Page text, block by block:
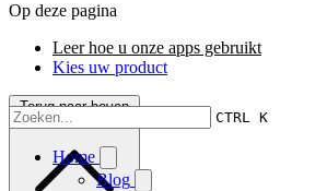
CTRL K
Home
Blog
Op deze pagina
Leer hoe u onze apps gebruikt
Kies uw product
Terug naar boven